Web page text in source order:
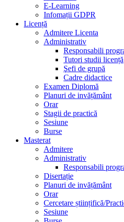
E-Learning
Infomații GDPR
Licență
Admitere Licenta
Administrativ
Responsabili
Tutori studii licență
Şefi de grupă
Cadre didactice
Examen Diplomă
Planuri de invățământ
Orar
Stagii de practică
Sesiune
Burse
Masterat
Admitere
Administrativ
Responsabili
Disertație
Planuri de invățământ
Orar
Cercetare științifică/
Sesiune